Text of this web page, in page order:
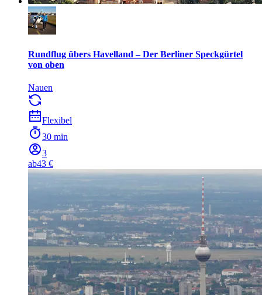
Rundflug übers Havelland – Der Berliner Speckgürtel
von oben
Nauen
Flexibel
30 min
3
ab43 €